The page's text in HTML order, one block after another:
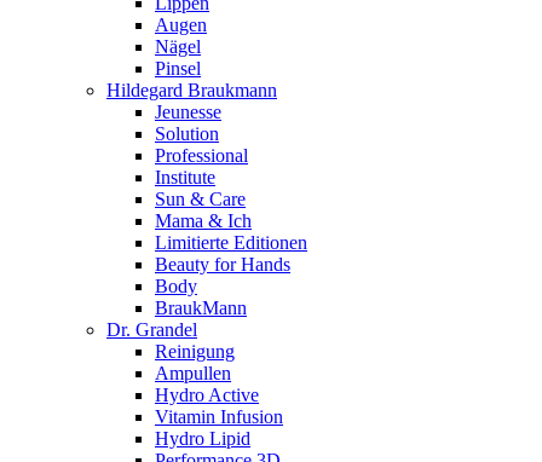
Augen
Nägel
Pinsel
Hildegard Braukmann
Jeunesse
Solution
Professional
Institute
Sun & Care
Mama & Ich
Limitierte Editionen
Beauty for Hands
Body
BraukMann
Dr. Grandel
Reinigung
Ampullen
Hydro Active
Vitamin Infusion
Hydro Lipid